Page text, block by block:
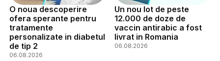
O noua descoperire
ofera sperante pentru
tratamente
personalizate in diabetul
de tip 2
06.08.2026
Un nou lot de peste
12.000 de doze de
vaccin antirabic a fost
livrat in Romania
06.08.2026